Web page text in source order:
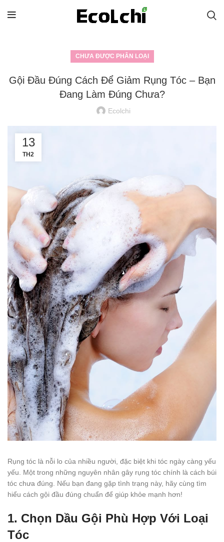
CHƯA ĐƯỢC PHÂN LOẠI
Gội Đầu Đúng Cách Để Giảm Rụng Tóc – Bạn
Đang Làm Đúng Chưa?
Ecolchi
13
TH2
Rụng tóc là nỗi lo của nhiều người, đặc biệt khi tóc ngày càng yếu
yếu. Một trong những nguyên nhân gây rụng tóc chính là cách búi
tóc chưa đúng. Nếu bạn đang gặp tình trạng này, hãy cùng tìm
hiểu cách gội đầu đúng chuẩn để giúp khỏe mạnh hơn!
1. Chọn Dầu Gội Phù Hợp Với Loại
Tóc